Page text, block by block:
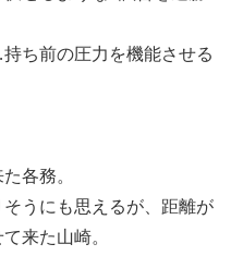
ち前の圧力を機能させる
各務。
うにも思えるが、距離が
来た山崎。